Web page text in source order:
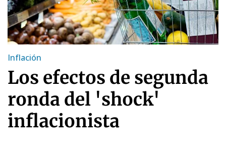
Inflación
Los efectos de segunda
ronda del 'shock'
inflacionista